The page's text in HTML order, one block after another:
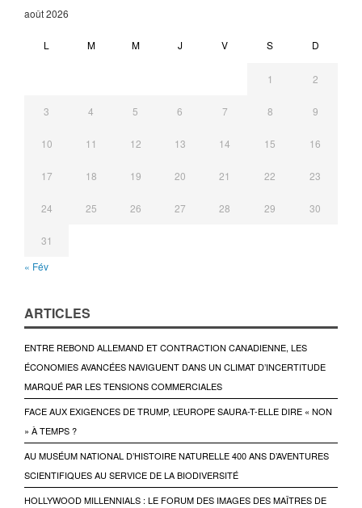
août 2026
L M M J V S D
1 2
3 4 5 6 7 8 9
10 11 12 13 14 15 16
17 18 19 20 21 22 23
24 25 26 27 28 29 30
31
« Fév
ARTICLES
ENTRE REBOND ALLEMAND ET CONTRACTION CANADIENNE, LES
ÉCONOMIES AVANCÉES NAVIGUENT DANS UN CLIMAT D’INCERTITUDE
MARQUÉ PAR LES TENSIONS COMMERCIALES
FACE AUX EXIGENCES DE TRUMP, L’EUROPE SAURA-T-ELLE DIRE « NON
» À TEMPS ?
AU MUSÉUM NATIONAL D’HISTOIRE NATURELLE 400 ANS D’AVENTURES
SCIENTIFIQUES AU SERVICE DE LA BIODIVERSITÉ
HOLLYWOOD MILLENNIALS : LE FORUM DES IMAGES DES MAÎTRES DE